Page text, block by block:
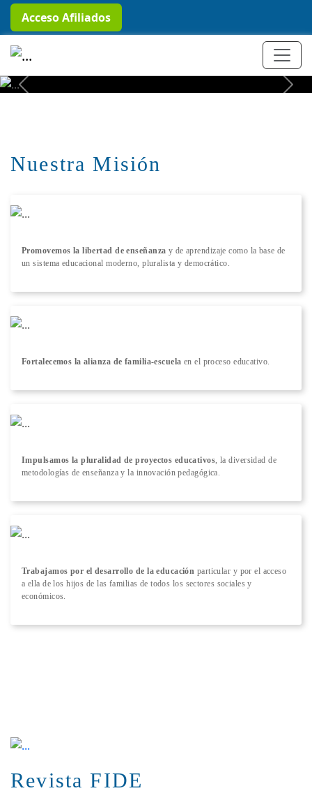
Acceso Afiliados
+ Conocer más
Previous Next
Nuestra Misión
Promovemos la libertad de enseñanza y de aprendizaje como la base de
un sistema educacional moderno, pluralista y democrático.
Fortalecemos la alianza de familia-escuela en el proceso educativo.
Impulsamos la pluralidad de proyectos educativos , la diversidad de
metodologías de enseñanza y la innovación pedagógica.
Trabajamos por el desarrollo de la educación particular y por el acceso
a ella de los hijos de las familias de todos los sectores sociales y
económicos.
Revista FIDE